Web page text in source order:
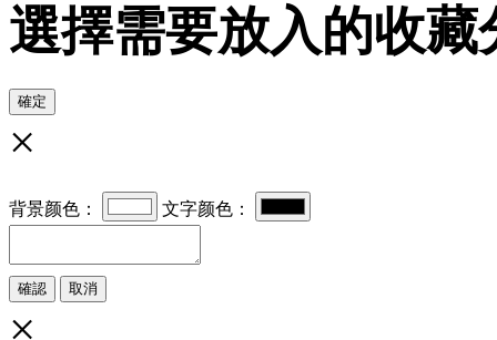
選擇需要放入的收藏
確定
×
背景颜色： 文字颜色：
確認 取消
×